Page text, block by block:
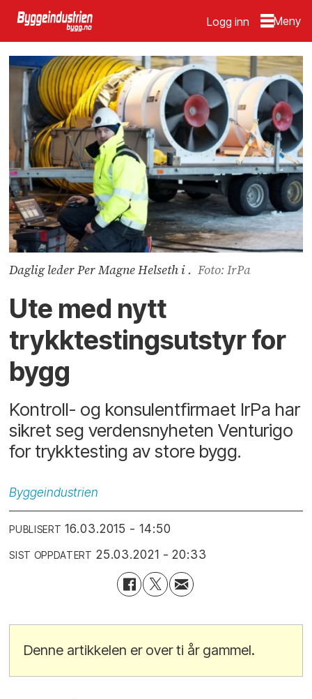
Logg inn
Daglig leder Per Magne Helseth i . Foto: IrPa
Ute med nytt
trykktestingsutstyr for
bygg
Kontroll- og konsulentfirmaet IrPa har
sikret seg verdensnyheten Venturigo
for trykktesting av store bygg.
Byggeindustrien
PUBLISERT 16.03.2015 - 14:50
SIST OPPDATERT 25.03.2021 - 20:33
Denne artikkelen er over ti år gammel.